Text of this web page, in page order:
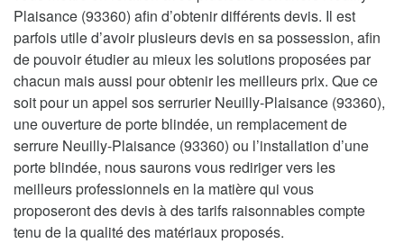
Plaisance (93360) afin d’obtenir différents devis. Il est
parfois utile d’avoir plusieurs devis en sa possession, afin
de pouvoir étudier au mieux les solutions proposées par
chacun mais aussi pour obtenir les meilleurs prix. Que ce
soit pour un appel sos serrurier Neuilly-Plaisance (93360),
une ouverture de porte blindée, un remplacement de
serrure Neuilly-Plaisance (93360) ou l’installation d’une
porte blindée, nous saurons vous rediriger vers les
meilleurs professionnels en la matière qui vous
proposeront des devis à des tarifs raisonnables compte
tenu de la qualité des matériaux proposés.